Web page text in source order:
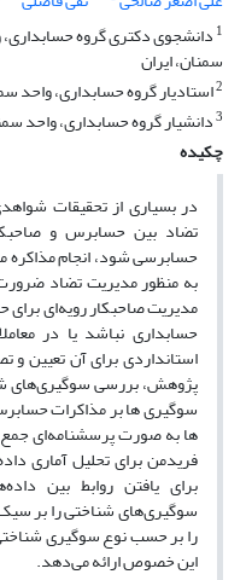
1 دانشجوی دکتری گروه حسابداری،
سمنان، ایران
2استادیار گروه حسابداری، واحد
3دانشیار گروه حسابداری، واحد
چکیده
در بسیاری از تحقیقات
تضاد بین حسابرس و
حسابرسی شود، انجام مذاکره
به منظور مدیریت تضاد
مدیریت صاحبکار رویه‌ای برای
حسابداری نباشد یا در
استانداردی برای آن تعیین
پژوهش، بررسی سوگیری‌های
سوگیری ها بر مذاکرات
ها به صورت پرسشنامه‌ای جمع
فریدمن برای تحلیل آماری
برای یافتن روابط بین
سوگیری‌های شناختی را بر
را بر حسب نوع سوگیری
این خصوص ارائه می‌دهد.